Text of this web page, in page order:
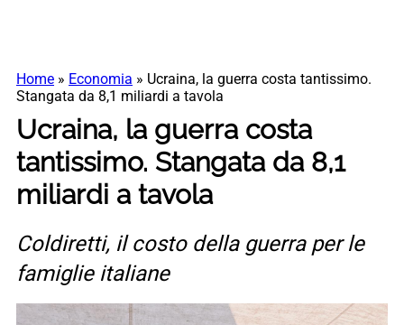
Home » Economia » Ucraina, la guerra costa tantissimo.
Stangata da 8,1 miliardi a tavola
Ucraina, la guerra costa
tantissimo. Stangata da 8,1
miliardi a tavola
Coldiretti, il costo della guerra per le
famiglie italiane